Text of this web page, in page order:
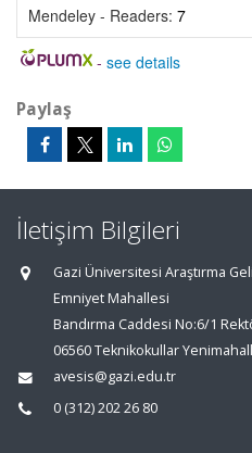
Mendeley - Readers: 7
- see details
Paylaş
İletişim Bilgileri
Gazi Üniversitesi Araştırma
Emniyet Mahallesi
Bandırma Caddesi No:6/1
06560 Teknikokullar
avesis@gazi.edu.tr
0 (312) 202 26 80